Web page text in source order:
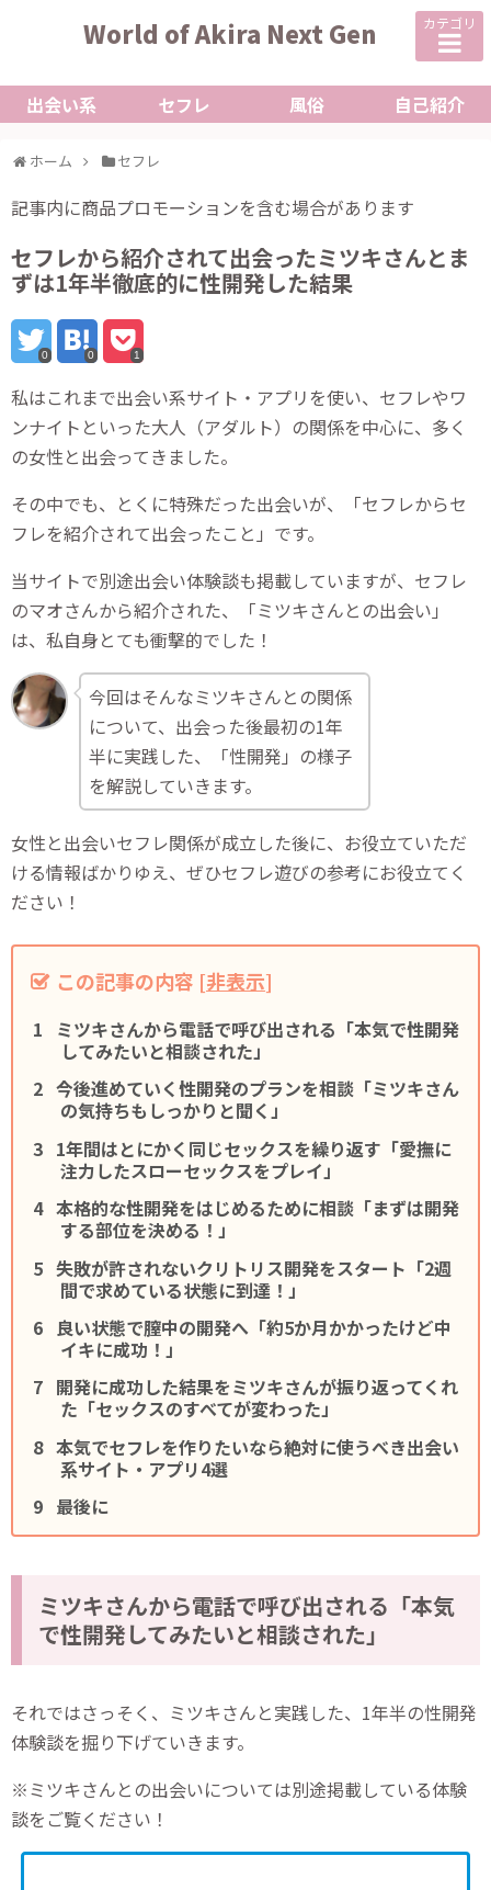
カテゴリ
World of Akira Next Gen
出会い系 セフレ 風俗 自己紹介
ホーム セフレ
記事内に商品プロモーションを含む場合があります
セフレから紹介されて出会ったミツキさんとま
ずは1年半徹底的に性開発した結果
0 0 1
私はこれまで出会い系サイト・アプリを使い、セフレやワ
ンナイトといった大人（アダルト）の関係を中心に、多く
の女性と出会ってきました。
その中でも、とくに特殊だった出会いが、「セフレからセ
フレを紹介されて出会ったこと」です。
当サイトで別途出会い体験談も掲載していますが、セフレ
のマオさんから紹介された、「ミツキさんとの出会い」
は、私自身とても衝撃的でした！
今回はそんなミツキさんとの関係
について、出会った後最初の1年
半に実践した、「性開発」の様子
を解説していきます。
女性と出会いセフレ関係が成立した後に、お役立ていただ
ける情報ばかりゆえ、ぜひセフレ遊びの参考にお役立てく
ださい！
この記事の内容 [非表示]
ミツキさんから電話で呼び出される「本気で性開発
してみたいと相談された」
今後進めていく性開発のプランを相談「ミツキさん
の気持ちもしっかりと聞く」
1年間はとにかく同じセックスを繰り返す「愛撫に
注力したスローセックスをプレイ」
本格的な性開発をはじめるために相談「まずは開発
する部位を決める！」
失敗が許されないクリトリス開発をスタート「2週
間で求めている状態に到達！」
良い状態で膣中の開発へ「約5か月かかったけど中
イキに成功！」
開発に成功した結果をミツキさんが振り返ってくれ
た「セックスのすべてが変わった」
本気でセフレを作りたいなら絶対に使うべき出会い
系サイト・アプリ4選
最後に
ミツキさんから電話で呼び出される「本気
で性開発してみたいと相談された」
それではさっそく、ミツキさんと実践した、1年半の性開発
体験談を掘り下げていきます。
※ミツキさんとの出会いについては別途掲載している体験
談をご覧ください！